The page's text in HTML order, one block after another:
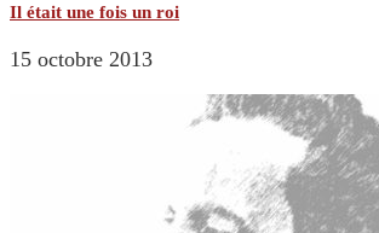
Il était une fois un roi
15 octobre 2013